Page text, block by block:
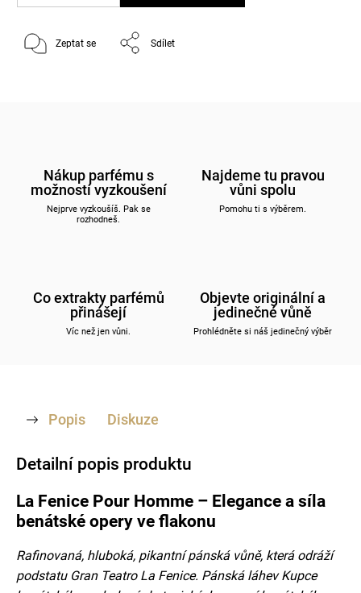
Zeptat se Sdílet
Nákup parfému s
možností vyzkoušení
Nejprve vyzkoušíš. Pak se
rozhodneš.
Najdeme tu pravou
vůni spolu
Pomohu ti s výběrem.
Co extrakty parfémů
přinášejí
Víc než jen vůni.
Objevte originální a
jedinečné vůně
Prohlédněte si náš jedinečný výběr
Popis Diskuze
Detailní popis produktu
La Fenice Pour Homme – Elegance a síla
benátské opery ve flakonu
Rafinovaná, hluboká, pikantní pánská vůně, která odráží
podstatu Gran Teatro La Fenice. Pánská láhev Kupce